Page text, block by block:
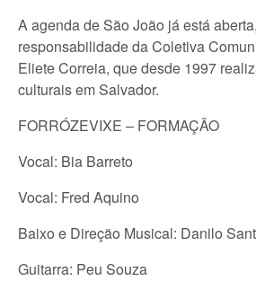
A agenda de São João já está
responsabilidade da Coletiva
Eliete Correia, que desde 1997
culturais em Salvador.
FORRÓZEVIXE – FORMAÇÃO
Vocal: Bia Barreto
Vocal: Fred Aquino
Baixo e Direção Musical: Danilo
Guitarra: Peu Souza